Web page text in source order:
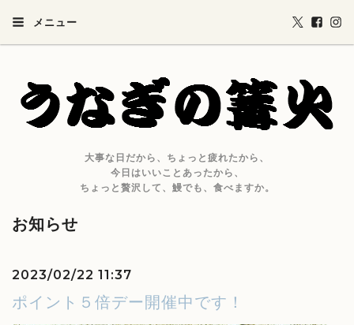
メニュー
大事な日だから、ちょっと疲れたから、
今日はいいことあったから、
ちょっと贅沢して、鰻でも、食べますか。
お知らせ
2023/02/22 11:37
ポイント５倍デー開催中です！